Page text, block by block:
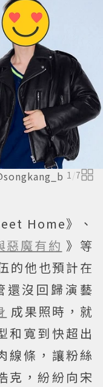
1/7
Home》、
惡魔有約 》等
的他也預計在
還沒回歸演藝
成果照時，就
和寬到快超出
線條，讓粉絲
克，紛紛向宋